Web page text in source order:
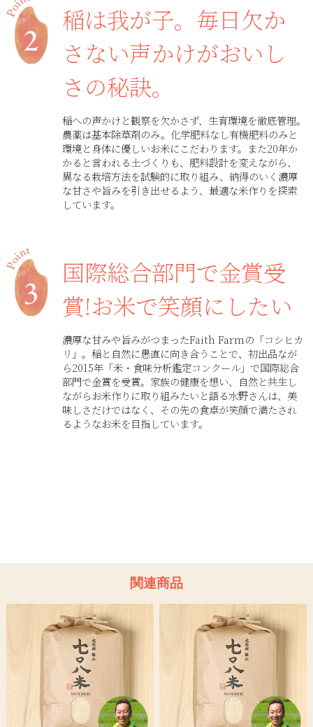
稲は我が子。毎日欠か
さない声かけがおいし
さの秘訣。
稲への声かけと観察を欠かさず、生育環境を徹底管理。
農薬は基本除草剤のみ。化学肥料なし有機肥料のみと
環境と身体に優しいお米にこだわります。また20年か
かると言われる土づくりも、肥料設計を変えながら、
異なる栽培方法を試験的に取り組み、納得のいく濃厚
な甘さや旨みを引き出せるよう、最適な米作りを探索
しています。
国際総合部門で金賞受
賞!お米で笑顔にしたい
濃厚な甘みや旨みがつまったFaith Farmの「コシヒカ
リ」。稲と自然に愚直に向き合うことで、初出品なが
ら2015年「米・食味分析鑑定コンクール」で国際総合
部門で金賞を受賞。家族の健康を想い、自然と共生し
ながらお米作りに取り組みたいと語る水野さんは、美
味しさだけではなく、その先の食卓が笑顔で満たされ
るようなお米を目指しています。
関連商品